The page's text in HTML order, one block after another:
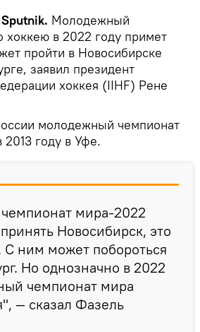
Молодежный
хоккею в 2022 году примет
пройти в Новосибирске
заявил президент
хоккея (IIHF) Рене
молодежный чемпионат
году в Уфе.
мира-2022
Новосибирск, это
С ним может побороться
Но однозначно в 2022
чемпионат мира
— сказал Фазель